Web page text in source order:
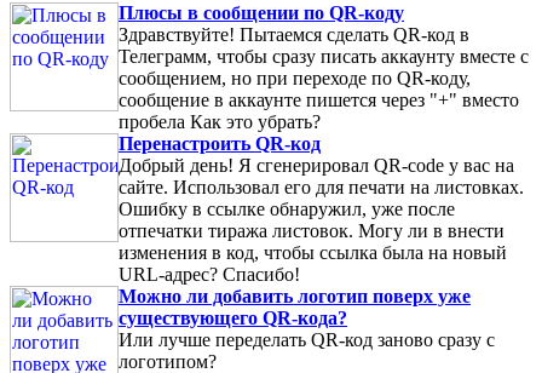
Плюсы в сообщении по QR-коду
Здравствуйте! Пытаемся сделать QR-код в
Телеграмм, чтобы сразу писать аккаунту вместе с
сообщением, но при переходе по QR-коду,
сообщение в аккаунте пишется через "+" вместо
пробела Как это убрать?
Перенастроить QR-код
Добрый день! Я сгенерировал QR-code у вас на
сайте. Использовал его для печати на листовках.
Ошибку в ссылке обнаружил, уже после
отпечатки тиража листовок. Могу ли в внести
изменения в код, чтобы ссылка была на новый
URL-адрес? Спасибо!
Можно ли добавить логотип поверх уже
существующего QR-кода?
Или лучше переделать QR-код заново сразу с
логотипом?